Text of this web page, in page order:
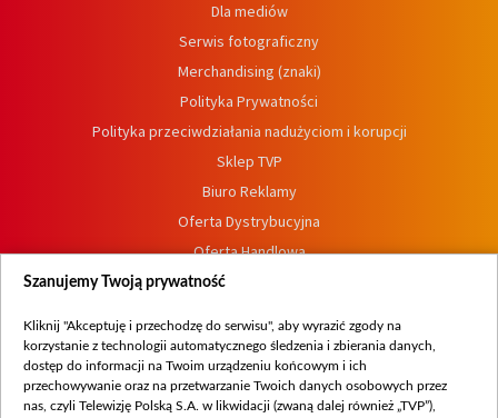
Dla mediów
Serwis fotograficzny
Merchandising (znaki)
Polityka Prywatności
Polityka przeciwdziałania nadużyciom i korupcji
Sklep TVP
Biuro Reklamy
Oferta Dystrybucyjna
Oferta Handlowa
Dostępność
Procedura zgłoszeń wewnętrznych
Szanujemy Twoją prywatność
Kliknij "Akceptuję i przechodzę do serwisu", aby wyrazić zgody na
korzystanie z technologii automatycznego śledzenia i zbierania danych,
dostęp do informacji na Twoim urządzeniu końcowym i ich
przechowywanie oraz na przetwarzanie Twoich danych osobowych przez
nas, czyli Telewizję Polską S.A. w likwidacji (zwaną dalej również „TVP”),